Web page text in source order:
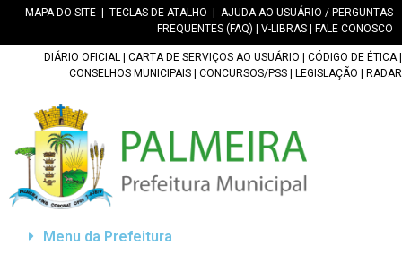
MAPA DO SITE TECLAS DE ATALHO
AJUDA AO USUÁRIO / PERGUNTAS
FREQUENTES (FAQ)
V-LIBRAS FALE CONOSCO
DIÁRIO OFICIAL CARTA DE SERVIÇOS AO USUÁRIO CÓDIGO DE ÉTICA|
CONSELHOS MUNICIPAIS
CONCURSOS/PSS LEGISLAÇÃO RADAR
Menu da Prefeitura